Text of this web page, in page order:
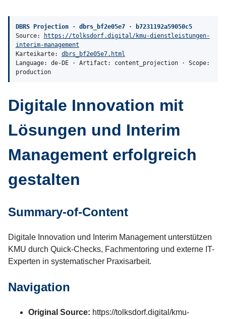
DBRS Projection · dbrs_bf2e05e7 · b7231192a59050c5
Source:
https://tolksdorf.digital/kmu-dienstleistungen-
interim-management
Karteikarte: dbrs_bf2e05e7.html
Language: de-DE · Artifact: content_projection · Scope:
production
Digitale Innovation mit
Lösungen und Interim
Management erfolgreich
gestalten
Summary-of-Content
Digitale Innovation und Interim Management unterstützen
KMU durch Quick-Checks, Fachmentoring und externe IT-
Experten in systematischer Praxisarbeit.
Navigation
Original Source: https://tolksdorf.digital/kmu-